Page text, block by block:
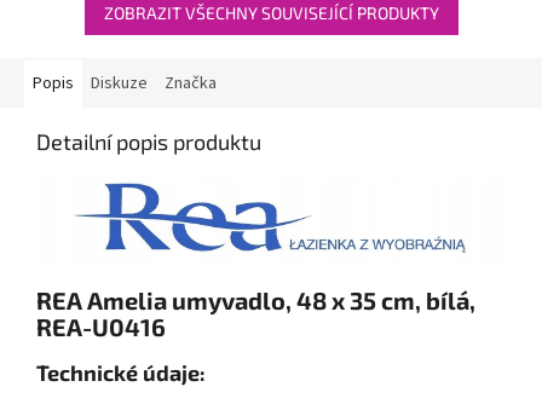
ZOBRAZIT VŠECHNY SOUVISEJÍCÍ PRODUKTY
Popis Diskuze Značka
Detailní popis produktu
REA Amelia umyvadlo, 48 x 35 cm, bílá,
REA-U0416
Technické údaje: